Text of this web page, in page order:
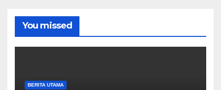
You missed
BERITA UTAMA